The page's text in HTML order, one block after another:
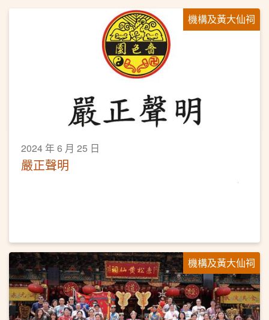
機構及黃大仙祠
2024 年 6 月 25 日
嚴正聲明
機構及黃大仙祠